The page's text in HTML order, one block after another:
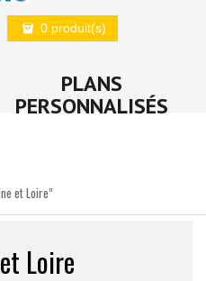
0 produit(s)
PLANS
PERSONNALISÉS
et Loire”
Loire